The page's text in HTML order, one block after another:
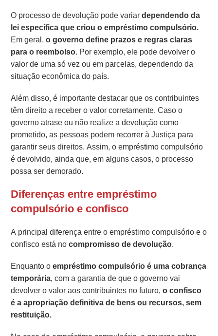
O processo de devolução pode variardependendo da
lei específica que criou o empréstimo compulsório.
Em geral,o governo define prazos e regras claras
para o reembolso. Por exemplo, ele pode devolver o
valor de uma só vez ou em parcelas, dependendo da
situação econômica do país.
Além disso, é importante destacar que os contribuintes
têm direito a receber o valor corretamente. Caso o
governo atrase ou não realize a devolução como
prometido, as pessoas podem recorrer à Justiça para
garantir seus direitos. Assim, o empréstimo compulsório
é devolvido, ainda que, em alguns casos, o processo
possa ser demorado.
Diferenças entre empréstimo
compulsório e confisco
A principal diferença entre o empréstimo compulsório e o
confisco está nocompromisso de devolução.
Enquanto oempréstimo compulsório é uma cobrança
temporária, com a garantia de que o governo vai
devolver o valor aos contribuintes no futuro,o confisco
é a apropriação definitiva de bens ou recursos, sem
restituição.